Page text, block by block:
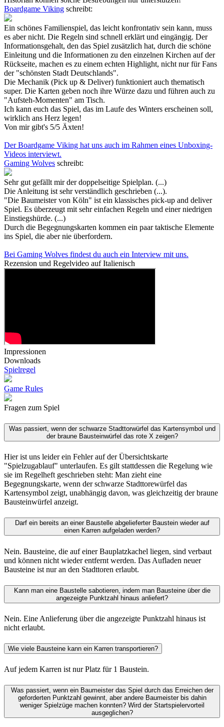
Boardgame Viking schreibt:
Ein schönes Familienspiel, das leicht konfrontativ sein kann, muss
es aber nicht. Die Regeln sind schnell erklärt und eingängig. Der
Informationsgehalt, den das Spiel zusätzlich hat, durch die schöne
Einleitung und die Informationen zu den einzelnen Kirchen auf der
Rückseite, machen es zu einem echten Highlight, nicht nur für Fans
der "schönsten Stadt Deutschlands".
Die Mechanik (Pick up & Deliver) funktioniert auch thematisch
super. Die Karten geben noch ihre Würze dazu und führen auch zu
"Aufsteh-Momenten" am Tisch.
Ich kann euch das Spiel, das im Laufe des Winters erscheinen soll,
wirklich ans Herz legen!
Von mir gibt's 5/5 Äxten!
Der Boardgame Viking hat uns auch im Rahmen eines Unboxing-
Videos interviewt.
Gaming Wolves schreibt:
Sehr gut gefällt mir der doppelseitige Spielplan. (...)
Die Anleitung ist sehr verständlich geschrieben (...).
"Die Baumeister von Köln" ist ein klassisches pick-up and deliver
Spiel. Es überzeugt mit sehr einfachen Regeln und einer niedrigen
Einstiegshürde. (...)
Durch die Begegnungskarten kommen ein paar taktische Elemente
ins Spiel, die aber nie überfordern.
Bei Gaming Wolves findest du auch ein Interview mit uns.
Rezension und Regelvideo auf Italienisch
Impressionen
Downloads
Spielregel
Game Rules
Fragen zum Spiel
Was passiert, wenn der schwarze Stadttorwürfel das Kartensymbol und
der braune Bausteinwürfel das rote X zeigen?
Hier ist uns leider ein Fehler auf der Übersichtskarte
"Spielzugablauf" unterlaufen. Es gilt stattdessen die Regelung wie
sie im Regelheft geschrieben steht: Man zieht eine
Begegnungskarte, wenn der schwarze Stadttorewürfel das
Kartensymbol zeigt, unabhängig davon, was gleichzeitig der braune
Bausteinwürfel anzeigt.
Darf ein bereits an einer Baustelle abgelieferter Baustein wieder auf
einen Karren aufgeladen werden?
Nein. Bausteine, die auf einer Bauplatzkachel liegen, sind verbaut
und können nicht wieder entfernt werden. Das Aufladen neuer
Bausteine ist nur an den Stadttoren erlaubt.
Kann man eine Baustelle sabotieren, indem man Bausteine über die
angezeigte Punktzahl hinaus anliefert?
Nein. Eine Anlieferung über die angezeigte Punktzahl hinaus ist
nicht erlaubt.
Wie viele Bausteine kann ein Karren transportieren?
Auf jedem Karren ist nur Platz für 1 Baustein.
Was passiert, wenn ein Baumeister das Spiel durch das Erreichen der
geforderten Punktzahl gewinnt, aber andere Baumeister bis dahin
weniger Spielzüge machen konnten? Wird der Startspielervorteil
ausgeglichen?